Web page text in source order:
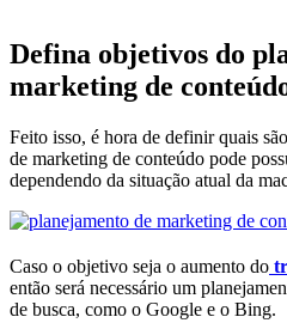
Defina objetivos do
marketing de
Feito isso, é hora de definir quais
de marketing de conteúdo pode
dependendo da situação atual da
Caso o objetivo seja o aumento do
então será necessário um
de busca, como o Google e o Bing.